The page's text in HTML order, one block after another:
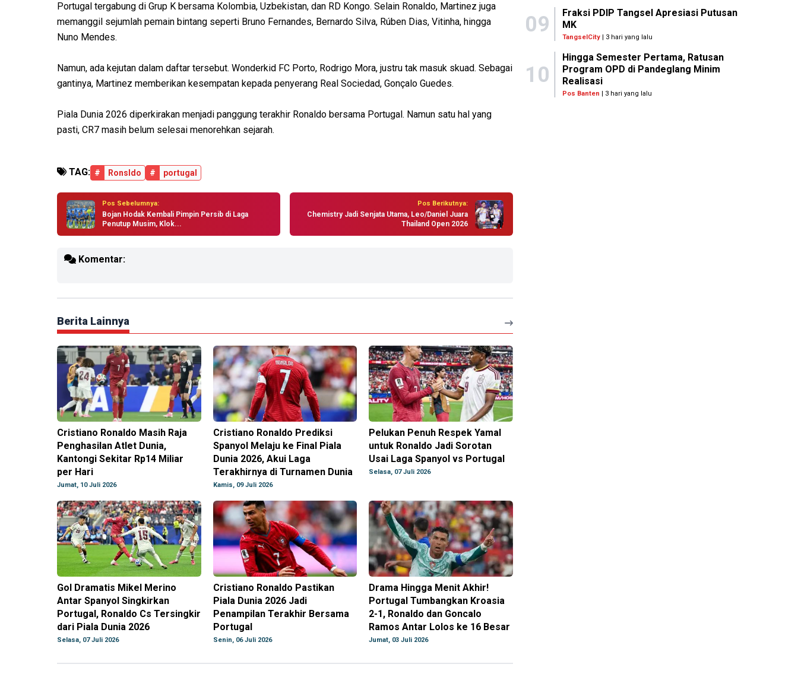
Portugal tergabung di Grup K bersama Kolombia, Uzbekistan, dan RD Kongo. Selain Ronaldo, Martinez juga
memanggil sejumlah pemain bintang seperti Bruno Fernandes, Bernardo Silva, Rúben Dias, Vitinha, hingga
Nuno Mendes.
Namun, ada kejutan dalam daftar tersebut. Wonderkid FC Porto, Rodrigo Mora, justru tak masuk skuad. Sebagai
gantinya, Martinez memberikan kesempatan kepada penyerang Real Sociedad, Gonçalo Guedes.
Piala Dunia 2026 diperkirakan menjadi panggung terakhir Ronaldo bersama Portugal. Namun satu hal yang
pasti, CR7 masih belum selesai menorehkan sejarah.
TAG: # Ronsldo # portugal
Pos Sebelumnya:
Bojan Hodak Kembali Pimpin Persib di Laga
Penutup Musim, Klok...
Pos Berikutnya:
Chemistry Jadi Senjata Utama, Leo/Daniel Juara
Thailand Open 2026
Komentar:
Berita Lainnya
Cristiano Ronaldo Masih Raja
Penghasilan Atlet Dunia,
Kantongi Sekitar Rp14 Miliar
per Hari
Jumat, 10 Juli 2026
Cristiano Ronaldo Prediksi
Spanyol Melaju ke Final Piala
Dunia 2026, Akui Laga
Terakhirnya di Turnamen Dunia
Kamis, 09 Juli 2026
Pelukan Penuh Respek Yamal
untuk Ronaldo Jadi Sorotan
Usai Laga Spanyol vs Portugal
Selasa, 07 Juli 2026
Gol Dramatis Mikel Merino
Antar Spanyol Singkirkan
Portugal, Ronaldo Cs Tersingkir
dari Piala Dunia 2026
Selasa, 07 Juli 2026
Cristiano Ronaldo Pastikan
Piala Dunia 2026 Jadi
Penampilan Terakhir Bersama
Portugal
Senin, 06 Juli 2026
Drama Hingga Menit Akhir!
Portugal Tumbangkan Kroasia
2-1, Ronaldo dan Goncalo
Ramos Antar Lolos ke 16 Besar
Jumat, 03 Juli 2026
09
Fraksi PDIP Tangsel Apresiasi Putusan
MK
TangselCity| 3 hari yang lalu
10
Hingga Semester Pertama, Ratusan
Program OPD di Pandeglang Minim
Realisasi
Pos Banten | 3 hari yang lalu